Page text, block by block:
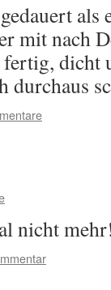
mit nach
fertig, dicht
durchaus
nicht